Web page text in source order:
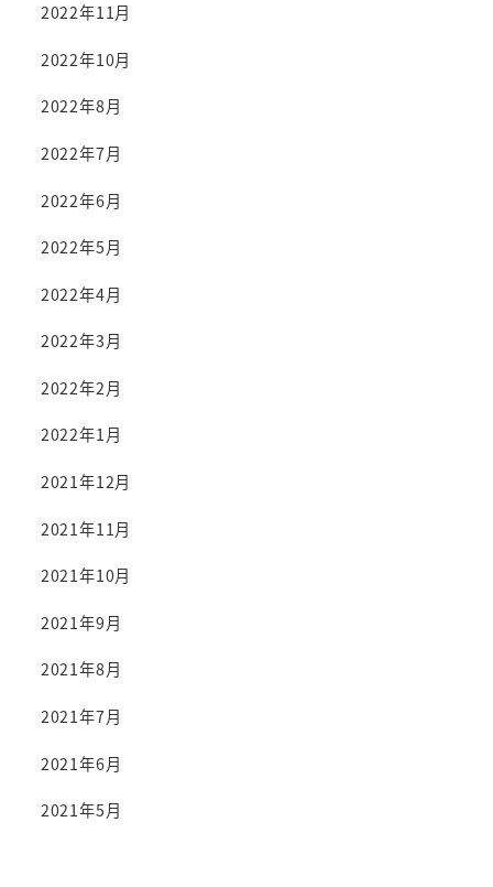
2022年11月
2022年10月
2022年8月
2022年7月
2022年6月
2022年5月
2022年4月
2022年3月
2022年2月
2022年1月
2021年12月
2021年11月
2021年10月
2021年9月
2021年8月
2021年7月
2021年6月
2021年5月